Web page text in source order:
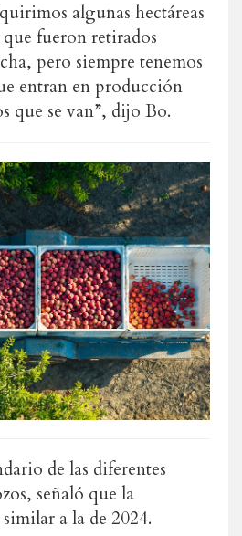
algunas hectáreas
fueron retirados
pero siempre tenemos
entran en producción
que se van”, dijo Bo.
de las diferentes
señaló que la
a la de 2024.